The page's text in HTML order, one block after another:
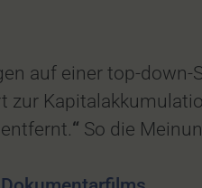
auf einer top-down-
zur
“ So die